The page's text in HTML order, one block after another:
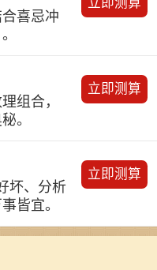
喜忌冲
立即测算
组合，
。
立即测算
坏、分析
皆宜。
立即测算